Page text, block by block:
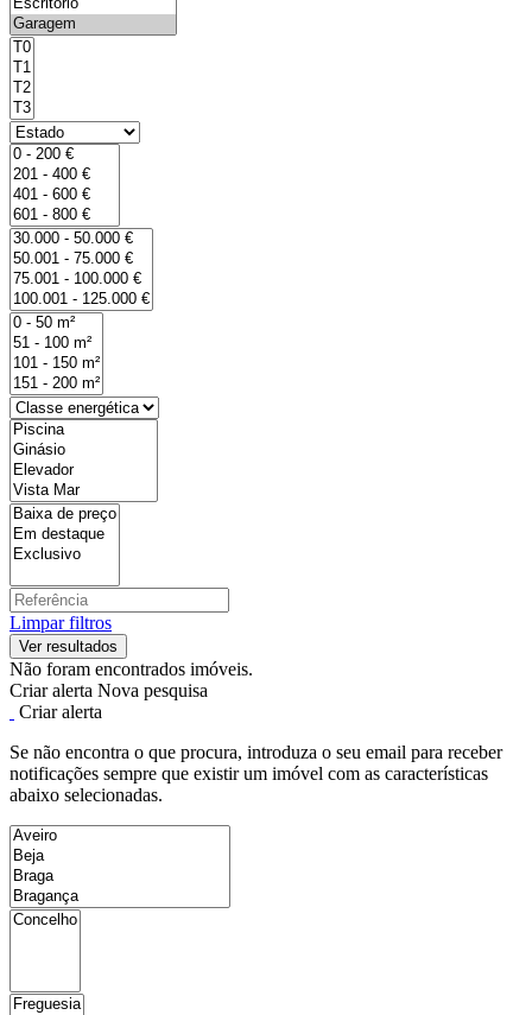
Limpar filtros
Não foram encontrados imóveis.
Criar alerta Nova pesquisa
Criar alerta
Se não encontra o que procura, introduza o seu email para receber
notificações sempre que existir um imóvel com as características
abaixo selecionadas.